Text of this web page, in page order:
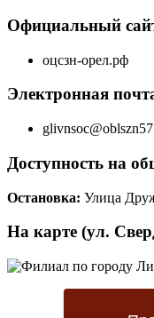
Официальный
оцсзн-орел.рф
Электронная
Доступность на
Остановка: Улица
На карте (ул.